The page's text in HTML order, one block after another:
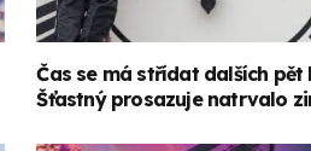
Čas se má střídat dalších pět
Šťastný prosazuje natrvalo